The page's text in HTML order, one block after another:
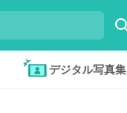
デジタル写真集